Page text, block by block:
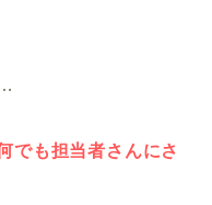
でも担当者さんにさ